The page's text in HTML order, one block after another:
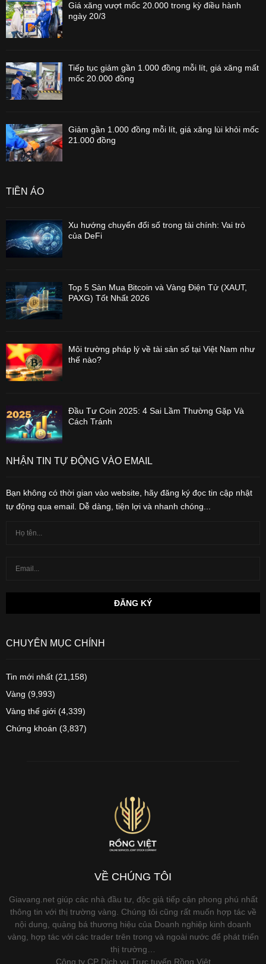
Giá xăng vượt mốc 20.000 trong kỳ điều hành
ngày 20/3
Tiếp tục giảm gần 1.000 đồng mỗi lít, giá xăng mất
mốc 20.000 đồng
Giảm gần 1.000 đồng mỗi lít, giá xăng lùi khỏi mốc
21.000 đồng
TIỀN ẢO
Xu hướng chuyển đổi số trong tài chính: Vai trò
của DeFi
Top 5 Sàn Mua Bitcoin và Vàng Điện Tử (XAUT,
PAXG) Tốt Nhất 2026
Môi trường pháp lý về tài sản số tại Việt Nam như
thế nào?
Đầu Tư Coin 2025: 4 Sai Lầm Thường Gặp Và
Cách Tránh
NHẬN TIN TỰ ĐỘNG VÀO EMAIL
Bạn không có thời gian vào website, hãy đăng ký đọc tin cập nhật
tự động qua email. Dễ dàng, tiện lợi và nhanh chóng...
CHUYÊN MỤC CHÍNH
Tin mới nhất (21,158)
Vàng (9,993)
Vàng thế giới (4,339)
Chứng khoán (3,837)
VỀ CHÚNG TÔI
Giavang.net giúp các nhà đầu tư, độc giả tiếp cận phong phú nhất
thông tin với thị trường vàng. Chúng tôi cũng rất muốn hợp tác về
nội dung, quảng bá thương hiệu của Doanh nghiệp kinh doanh
vàng, hợp tác với các trader trên trong và ngoài nước để phát triển
thị trường…
Công ty CP Dịch vụ Trực tuyến Rồng Việt